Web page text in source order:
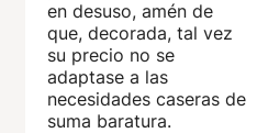
en desuso, amén de
que, decorada, tal vez
su precio no se
adaptase a las
necesidades caseras de
suma baratura.